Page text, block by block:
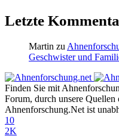
Letzte
Martin zu
Geschwister und
Finden Sie mit
Forum, durch unsere
Ahnenforschung.Net ist
10
2K